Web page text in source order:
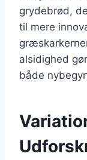
grydebrød,
til mere
alsidighed
både